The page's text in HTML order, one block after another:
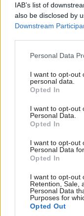
IAB’s list of
also be disclosed by
Downstream
Please note that this
not limited to your
grant or deny
use your data for
consent section.
Personal Data
I want to opt-out
personal data.
Opted In
I want to opt-out
Personal Data.
Opted In
I want to opt-out
Personal Data
Opted In
I want to opt-out
Retention, Sale,
Personal Data
Purposes for
Opted Out
utierky
postriekajte
druhej strane.
mriežku aj do
Pri kovových
kuchynské
kovové časti.
aspoň 30
drôtenkou
Na záver